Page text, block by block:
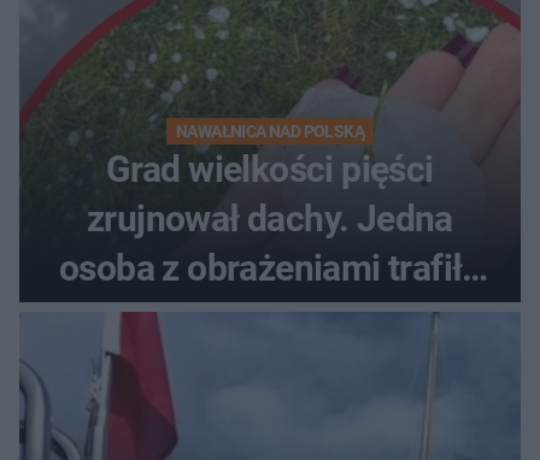
NAWAŁNICA NAD POLSKĄ
Grad wielkości pięści
zrujnował dachy. Jedna
osoba z obrażeniami trafiła
do szpitala